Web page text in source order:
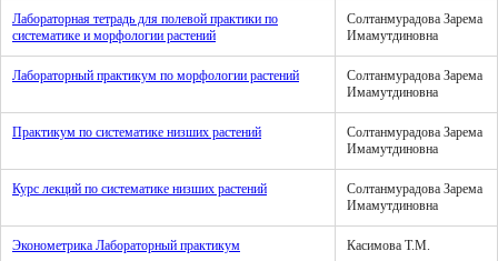
Лабораторная тетрадь для полевой практики по
систематике и морфологии растений
Солтанмурадова Зарема
Имамутдиновна
Лабораторный практикум по морфологии растений
Солтанмурадова Зарема
Имамутдиновна
Практикум по систематике низших растений
Солтанмурадова Зарема
Имамутдиновна
Курс лекций по систематике низших растений
Солтанмурадова Зарема
Имамутдиновна
Эконометрика Лабораторный практикум Касимова Т.М.